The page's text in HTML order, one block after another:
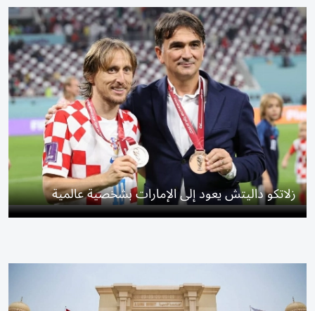
زلاتكو داليتش يعود إلى الإمارات بشخصية عالمية